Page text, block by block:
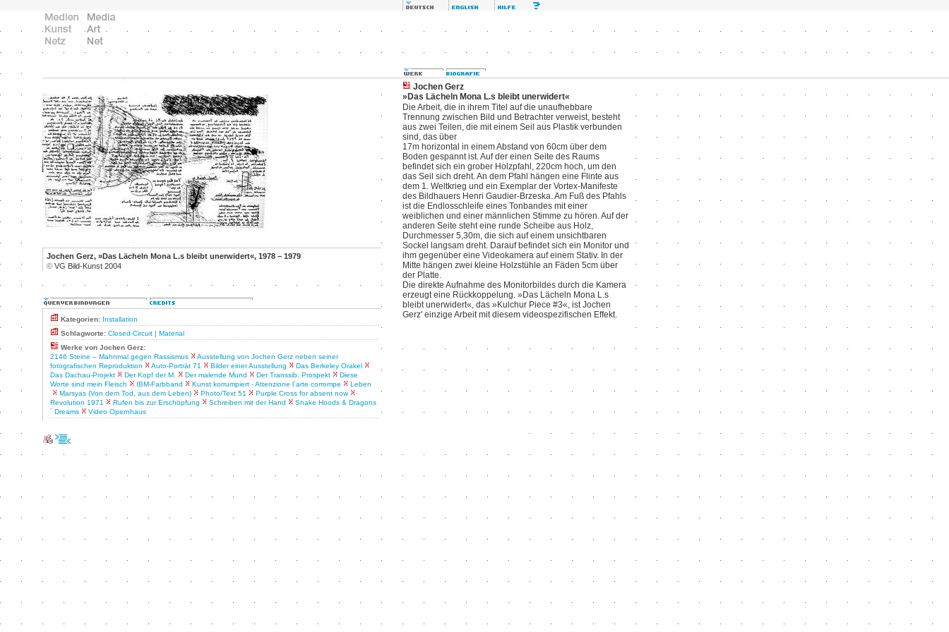
Jochen Gerz, »Das Lächeln Mona L.s bleibt unerwidert«, 1978 – 1979
© VG Bild-Kunst 2004
Kategorien: Installation
Schlagworte: Closed-Circuit | Material
Werke von Jochen Gerz:
2146 Steine – Mahnmal gegen Rassismus
Ausstellung von Jochen Gerz neben seiner
fotografischen Reproduktion
Auto-Porträt 71 Bilder einer Ausstellung
Das Berkeley Orakel
Das Dachau-Projekt
Der Kopf der M. Der malende Mund Der Transsib. Prospekt
Diese
Worte sind mein Fleisch
IBM-Farbband Kunst korrumpiert - Attenzione l´arte corrompe
Leben
Marsyas (Von dem Tod, aus dem Leben)
Photo/Text 51
Purple Cross for absent now
Revolution 1971
Rufen bis zur Erschöpfung Schreiben mit der Hand
Snake Hoods & Dragons
´ Dreams
Video Opernhaus
Jochen Gerz
»Das Lächeln Mona L.s bleibt unerwidert«
Die Arbeit, die in ihrem Titel auf die unaufhebbare
Trennung zwischen Bild und Betrachter verweist, besteht
aus zwei Teilen, die mit einem Seil aus Plastik verbunden
sind, das über
17m horizontal in einem Abstand von 60cm über dem
Boden gespannt ist. Auf der einen Seite des Raums
befindet sich ein grober Holzpfahl, 220cm hoch, um den
das Seil sich dreht. An dem Pfahl hängen eine Flinte aus
dem 1. Weltkrieg und ein Exemplar der Vortex-Manifeste
des Bildhauers Henri Gaudier-Brzeska. Am Fuß des Pfahls
ist die Endlosschleife eines Tonbandes mit einer
weiblichen und einer männlichen Stimme zu hören. Auf der
anderen Seite steht eine runde Scheibe aus Holz,
Durchmesser 5,30m, die sich auf einem unsichtbaren
Sockel langsam dreht. Darauf befindet sich ein Monitor und
ihm gegenüber eine Videokamera auf einem Stativ. In der
Mitte hängen zwei kleine Holzstühle an Fäden 5cm über
der Platte.
Die direkte Aufnahme des Monitorbildes durch die Kamera
erzeugt eine Rückkoppelung. »Das Lächeln Mona L.s
bleibt unerwidert«, das »Kulchur Piece #3«, ist Jochen
Gerz' einzige Arbeit mit diesem videospezifischen Effekt.